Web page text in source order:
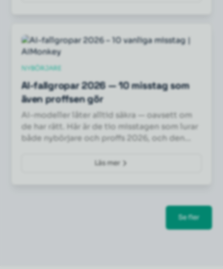
NYBÖRJARE
AI-fallgropar 2026 — 10 misstag som
även proffsen gör
AI-modeller låter alltid säkra — oavsett om
de har rätt. Här är de tio misstagen som lurar
både nybörjare och proffs 2026, och den
Läs mer
Se fler